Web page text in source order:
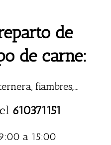
de
de carne:
fiambres,….
610371151
a 15:00